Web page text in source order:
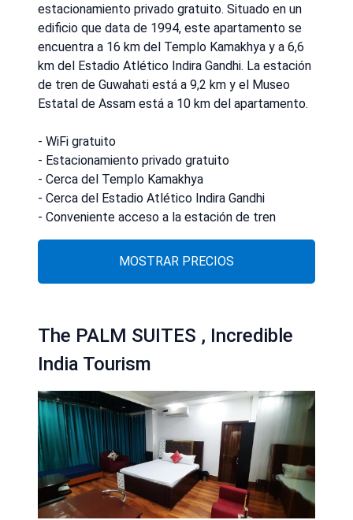
estacionamiento privado gratuito. Situado en un
edificio que data de 1994, este apartamento se
encuentra a 16 km del Templo Kamakhya y a 6,6
km del Estadio Atlético Indira Gandhi. La estación
de tren de Guwahati está a 9,2 km y el Museo
Estatal de Assam está a 10 km del apartamento.
- WiFi gratuito
- Estacionamiento privado gratuito
- Cerca del Templo Kamakhya
- Cerca del Estadio Atlético Indira Gandhi
- Conveniente acceso a la estación de tren
MOSTRAR PRECIOS
The PALM SUITES , Incredible
India Tourism